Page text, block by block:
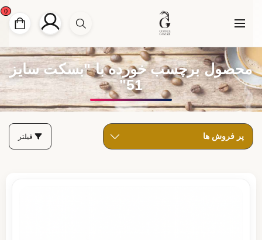
0
محصول برچسب خورده با "بسکت سایز
51"
فیلتر